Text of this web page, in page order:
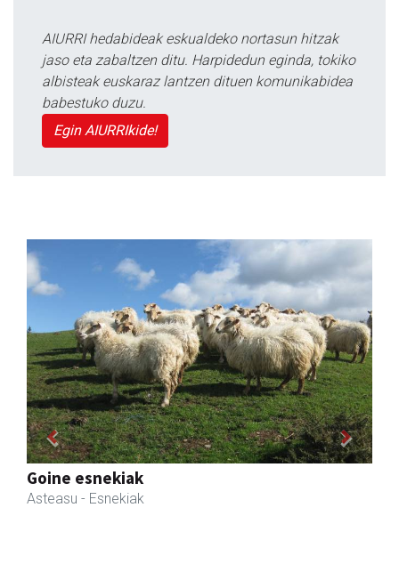
AIURRI hedabideak eskualdeko nortasun hitzak
jaso eta zabaltzen ditu. Harpidedun eginda, tokiko
albisteak euskaraz lantzen dituen komunikabidea
babestuko duzu.
Egin AIURRIkide!
Ados muntaiak
Asteasu - Muntaiak
Previous Next